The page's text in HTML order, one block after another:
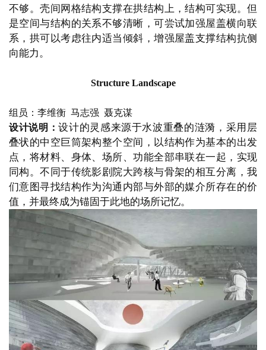
不够。壳间网格结构支撑在拱结构上，结构可实现。但
是空间与结构的关系不够清晰，可尝试加强屋盖横向联
系，拱可以考虑往内适当倾斜，增强屋盖支撑结构抗侧
向能力。
Structure Landscape
组员：李维衡 马志强  聂克谋
设计说明：设计的灵感来源于水波重叠的涟漪，采用层
叠状的中空巨筒架构整个空间，以结构作为基本的出发
点，将材料、身体、场所、功能全部串联在一起，实现
同构。不同于传统影剧院大跨核与骨架的相互分离，我
们意图寻找结构作为沟通内部与外部的媒介所存在的价
值，并最终成为锚固于此地的场所记忆。